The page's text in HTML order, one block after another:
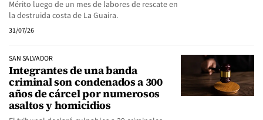
Mérito luego de un mes de labores de rescate en
la destruida costa de La Guaira.
31/07/26
SAN SALVADOR
Integrantes de una banda
criminal son condenados a 300
años de cárcel por numerosos
asaltos y homicidios